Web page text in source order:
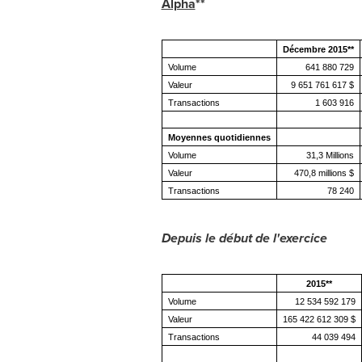
Décembre 2015**
Volume
641 880 729
Valeur
9 651 761 617 $
Transactions
1 603 916
Moyennes quotidiennes
Volume
31,3 Millions
Valeur
470,8 millions $
Transactions
78 240
Depuis le début de l'exercice
2015**
Volume
12 534 592 179
Valeur
165 422 612 309 $
Transactions
44 039 494